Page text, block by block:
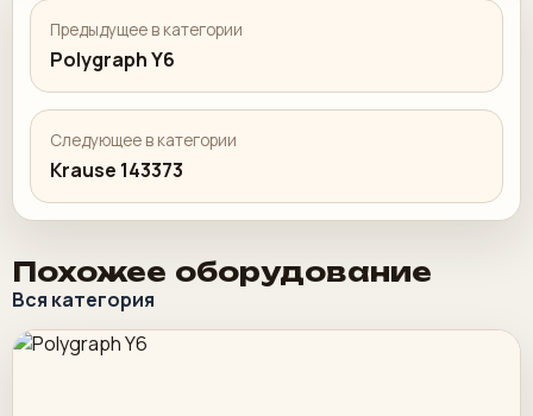
Предыдущее в категории
Polygraph Y6
Следующее в категории
Krause 143373
Похожее оборудование
Вся категория